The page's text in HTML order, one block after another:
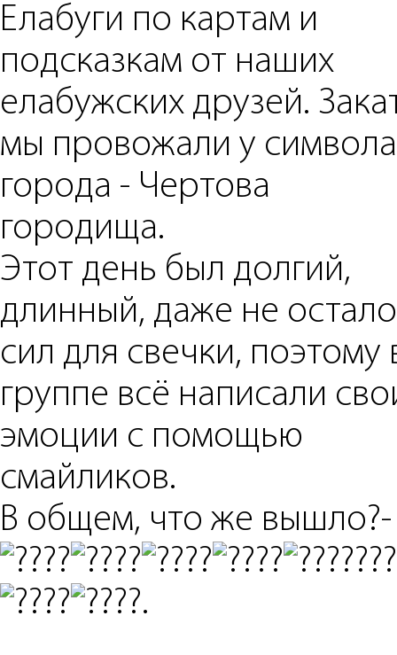
Елабуги по картам и
подсказкам от наших
елабужских друзей.
мы провожали у символа
города - Чертова
городища.
Этот день был долгий,
длинный, даже не
сил для свечки, поэтому
группе всё написали
эмоции с помощью
смайликов.
В общем, что же
.